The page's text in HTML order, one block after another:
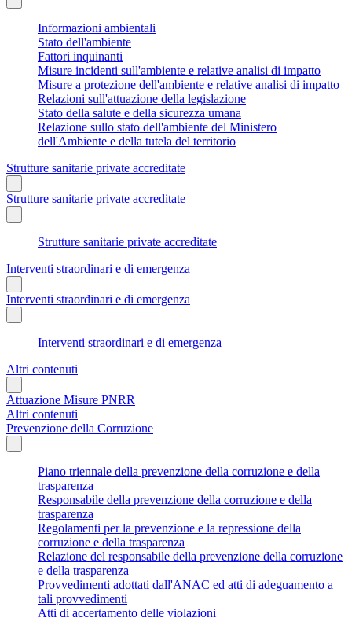
Informazioni ambientali
Stato dell'ambiente
Fattori inquinanti
Misure incidenti sull'ambiente e relative analisi di impatto
Misure a protezione dell'ambiente e relative analisi di impatto
Relazioni sull'attuazione della legislazione
Stato della salute e della sicurezza umana
Relazione sullo stato dell'ambiente del Ministero
dell'Ambiente e della tutela del territorio
Strutture sanitarie private accreditate
Strutture sanitarie private accreditate
Strutture sanitarie private accreditate
Interventi straordinari e di emergenza
Interventi straordinari e di emergenza
Interventi straordinari e di emergenza
Altri contenuti
Attuazione Misure PNRR
Altri contenuti
Prevenzione della Corruzione
Piano triennale della prevenzione della corruzione e della
trasparenza
Responsabile della prevenzione della corruzione e della
trasparenza
Regolamenti per la prevenzione e la repressione della
corruzione e della trasparenza
Relazione del responsabile della prevenzione della corruzione
e della trasparenza
Provvedimenti adottati dall'ANAC ed atti di adeguamento a
tali provvedimenti
Atti di accertamento delle violazioni